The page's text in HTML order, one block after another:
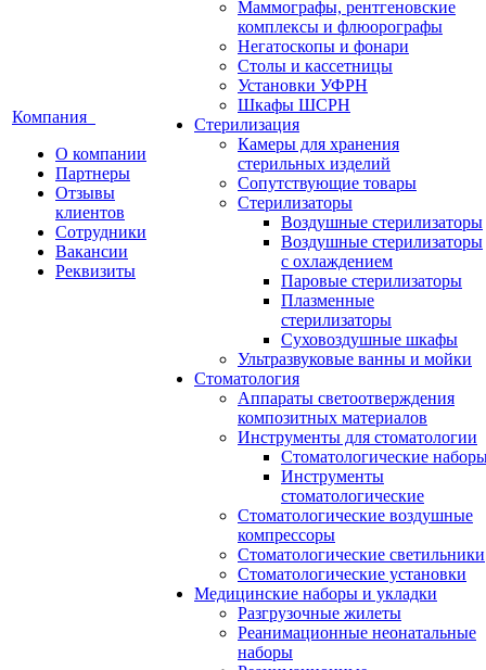
Компания
О компании
Партнеры
Отзывы
клиентов
Сотрудники
Вакансии
Реквизиты
Маммографы, рентгеновские
комплексы и флюорографы
Негатоскопы и фонари
Столы и кассетницы
Установки УФРН
Шкафы ШСРН
Стерилизация
Камеры для хранения
стерильных изделий
Сопутствующие товары
Стерилизаторы
Воздушные стерилизаторы
Воздушные стерилизаторы
с охлаждением
Паровые стерилизаторы
Плазменные
стерилизаторы
Суховоздушные шкафы
Ультразвуковые ванны и мойки
Стоматология
Аппараты светоотверждения
композитных материалов
Инструменты для стоматологии
Стоматологические
Инструменты
стоматологические
Стоматологические воздушные
компрессоры
Стоматологические светильники
Стоматологические установки
Медицинские наборы и укладки
Разгрузочные жилеты
Реанимационные неонатальные
наборы